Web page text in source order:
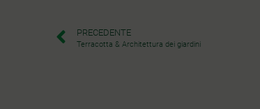
PRECEDENTE
Terracotta & Architettura dei giardini